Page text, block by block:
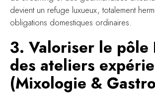
devient un refuge luxueux, totalement
obligations domestiques ordinaires.
3. Valoriser le pôle
des ateliers
(Mixologie &